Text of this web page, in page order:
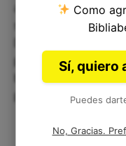
actualidad, la
siguen siendo
para conectarnos
bendiciones,
pedir su protección.
Como
Sí, quiero
Puedes
No, Gracias.